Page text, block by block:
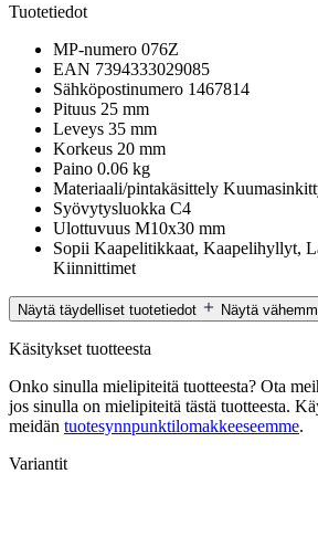
Tuotetiedot
MP-numero 076Z
EAN 7394333029085
Sähköpostinumero 1467814
Pituus 25 mm
Leveys 35 mm
Korkeus 20 mm
Paino 0.06 kg
Materiaali/pintakäsittely
Syövytysluokka C4
Ulottuvuus M10x30 mm
Sopii Kaapelitikkaat, Kaapelihyllyt,
Kiinnittimet
Näytä täydelliset tuotetiedot Näytä
Käsitykset tuotteesta
Onko sinulla mielipiteitä tuotteesta? Ota
jos sinulla on mielipiteitä tästä tuotteesta.
meidän tuotesynnpunktilomakkeeseemme.
Variantit